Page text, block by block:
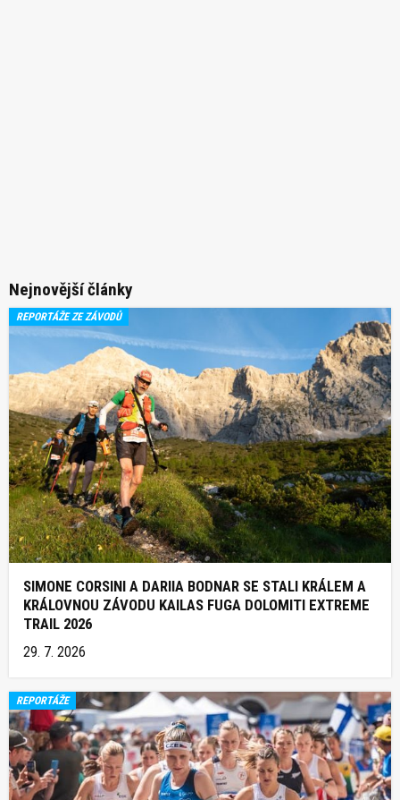
Nejnovější články
REPORTÁŽE ZE ZÁVODŮ
SIMONE CORSINI A DARIIA BODNAR SE STALI KRÁLEM A
KRÁLOVNOU ZÁVODU KAILAS FUGA DOLOMITI EXTREME
TRAIL 2026
29. 7. 2026
REPORTÁŽE